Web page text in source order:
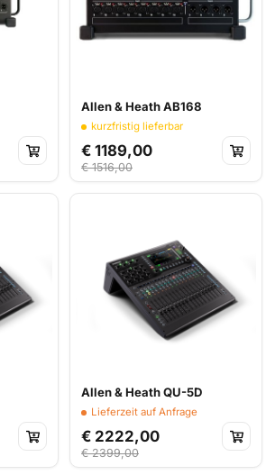
Allen & Heath AB168
kurzfristig lieferbar
€ 1189,00
€ 1516,00
Allen & Heath QU-5D
Lieferzeit auf Anfrage
€ 2222,00
€ 2399,00